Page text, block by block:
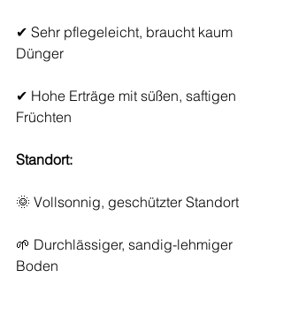
✔ Sehr pflegeleicht, braucht kaum
Dünger
✔ Hohe Erträge mit süßen, saftigen
Früchten
Standort:
🌞 Vollsonnig, geschützter Standort
🌱 Durchlässiger, sandig-lehmiger
Boden